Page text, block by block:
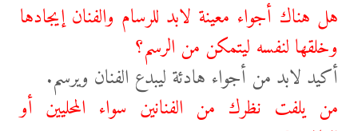
هل هناك أجواء معينة لابد للرسام والفنان إيجادها
وخلقها لنفسه ليتمكن من الرسم؟
أكيد لابد من أجواء هادئة ليبدع الفنان ويرسم.
من يلفت نظرك من الفنانين سواء المحليين أو